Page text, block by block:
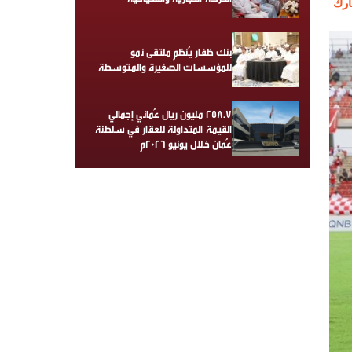
بنك ظفار يُنظم ملتقى نمو
للمؤسسات الصغيرة والمتوسطة
258.7 مليون ريال عُماني إجمالي
القيمة المتداولة للعقار في سلطنة
عُمان خلال يونيو 2026م